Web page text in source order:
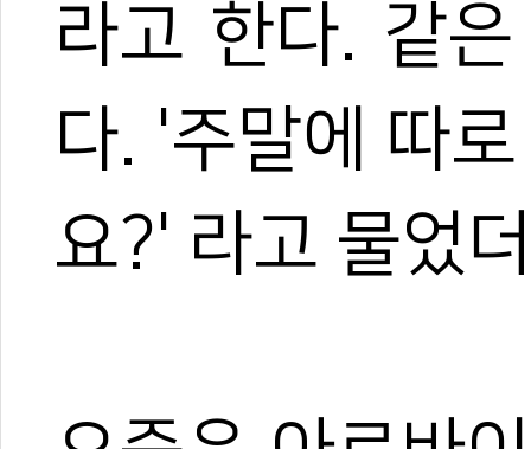
라고 한다. 같
다. '주말에 따
요?' 라고 물었